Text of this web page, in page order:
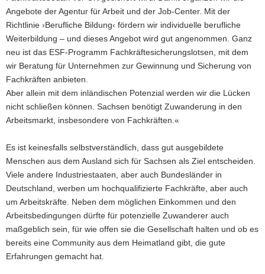
Angebote der Agentur für Arbeit und der Job-Center. Mit der
Richtlinie ›Berufliche Bildung‹ fördern wir individuelle berufliche
Weiterbildung – und dieses Angebot wird gut angenommen. Ganz
neu ist das ESF-Programm Fachkräftesicherungslotsen, mit dem
wir Beratung für Unternehmen zur Gewinnung und Sicherung von
Fachkräften anbieten.
Aber allein mit dem inländischen Potenzial werden wir die Lücken
nicht schließen können. Sachsen benötigt Zuwanderung in den
Arbeitsmarkt, insbesondere von Fachkräften.«
Es ist keinesfalls selbstverständlich, dass gut ausgebildete
Menschen aus dem Ausland sich für Sachsen als Ziel entscheiden.
Viele andere Industriestaaten, aber auch Bundesländer in
Deutschland, werben um hochqualifizierte Fachkräfte, aber auch
um Arbeitskräfte. Neben dem möglichen Einkommen und den
Arbeitsbedingungen dürfte für potenzielle Zuwanderer auch
maßgeblich sein, für wie offen sie die Gesellschaft halten und ob es
bereits eine Community aus dem Heimatland gibt, die gute
Erfahrungen gemacht hat.